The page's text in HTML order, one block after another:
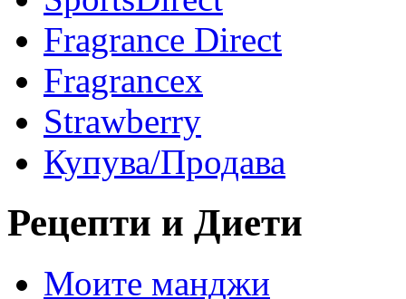
Fragrance Direct
Fragrancex
Strawberry
Купува/Продава
Рецепти и Диети
Моите манджи